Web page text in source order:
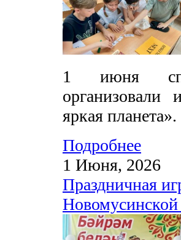
1 июня
яркая планета».
Подробнее
1 Июня, 2026
Праздничная